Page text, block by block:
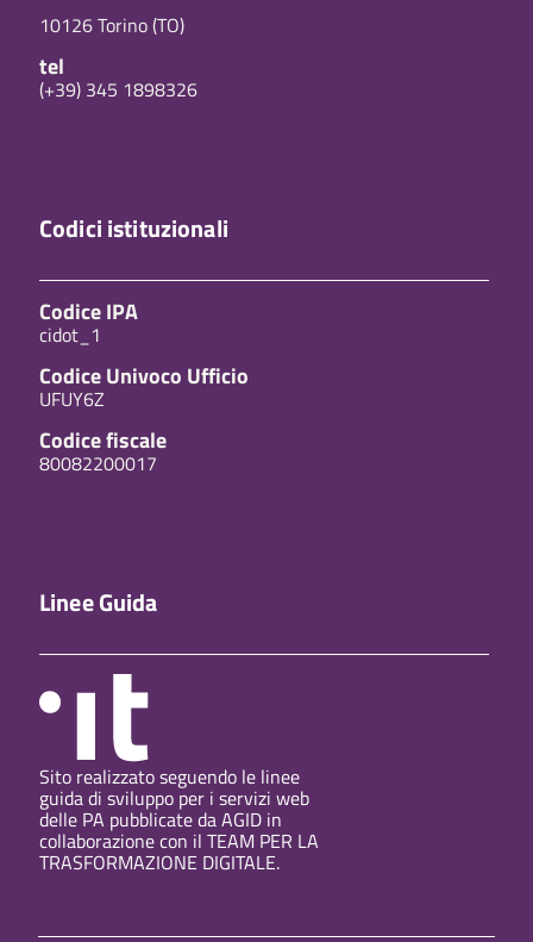
10126 Torino (TO)
tel
(+39) 345 1898326
Codici istituzionali
Codice IPA
cidot_1
Codice Univoco Ufficio
UFUY6Z
Codice fiscale
80082200017
Linee Guida
Sito realizzato seguendo le linee
guida di sviluppo per i servizi web
delle PA pubblicate da AGID in
collaborazione con il TEAM PER LA
TRASFORMAZIONE DIGITALE.